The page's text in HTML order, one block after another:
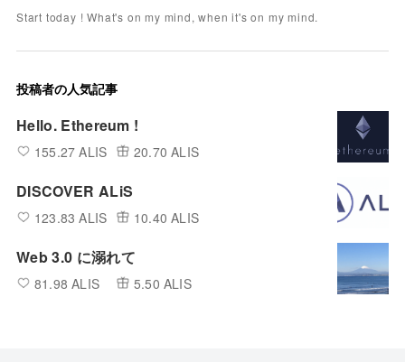
Start today ! What's on my mind, when it's on my mind.
投稿者の人気記事
Hello. Ethereum !
155.27 ALIS 20.70 ALIS
DISCOVER ALiS
123.83 ALIS 10.40 ALIS
Web 3.0 に溺れて
81.98 ALIS 5.50 ALIS